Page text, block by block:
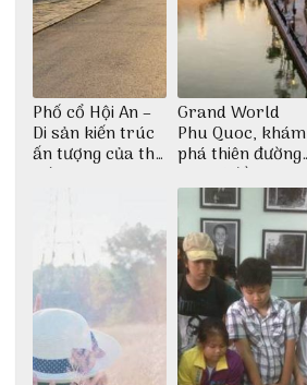
Phố cổ Hội An –
Di sản kiến trúc
ấn tượng của thế
giới
Grand World
Phu Quoc, khám
phá thiên đường
giải trí đầy sôi
động